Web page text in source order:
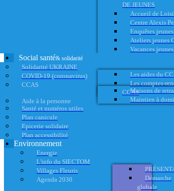
DE JEUNES
Accueil de
Centre Alexis
Enquêtes jeunes
Ateliers jeunes
Vacances jeunes
Social santé& solidarité
Solidarité UKRAINE
COVID-19 (coronavirus)
CCAS
Les aides du
Les comptes-
CCAS
Aide à la personne
Maisons de
Maintien à
Santé et numéros utiles
Plan canicule
Epicerie solidaire
Plan accessibilité
Environnement
Energie
L'info du SIECTOM
Villages Fleuris
Agenda 2030
Démarche
globale